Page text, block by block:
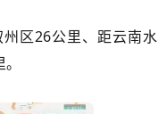
区26公里、距云南水